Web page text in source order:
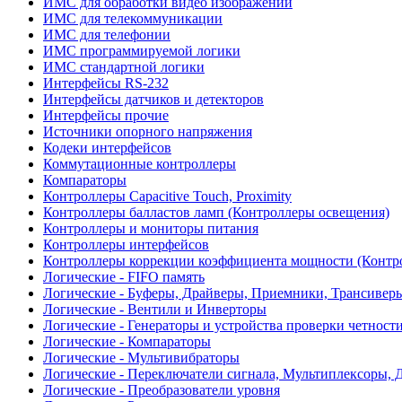
ИМС для телекоммуникации
ИМС для телефонии
ИМС программируемой логики
ИМС стандартной логики
Интерфейсы RS-232
Интерфейсы датчиков и детекторов
Интерфейсы прочие
Источники опорного напряжения
Кодеки интерфейсов
Коммутационные контроллеры
Компараторы
Контроллеры Capacitive Touch, Proximity
Контроллеры балластов ламп (Контроллеры освещения)
Контроллеры и мониторы питания
Контроллеры интерфейсов
Контроллеры коррекции коэффициента мощности
Логические - FIFO память
Логические - Буферы, Драйверы, Приемники,
Логические - Вентили и Инверторы
Логические - Генераторы и устройства проверки четности
Логические - Компараторы
Логические - Мультивибраторы
Логические - Переключатели сигнала, Мультиплексоры,
Логические - Преобразователи уровня